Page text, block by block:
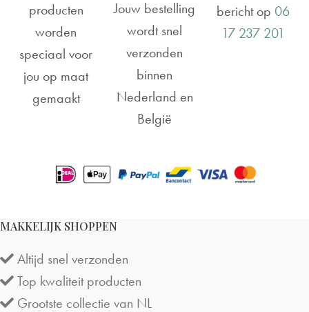
producten
worden
speciaal voor
jou op maat
gemaakt
Jouw bestelling
wordt snel
verzonden
binnen
Nederland en
België
bericht op 06
17 237 201
MAKKELIJK SHOPPEN
Altijd snel verzonden
Top kwaliteit producten
Grootste collectie van NL